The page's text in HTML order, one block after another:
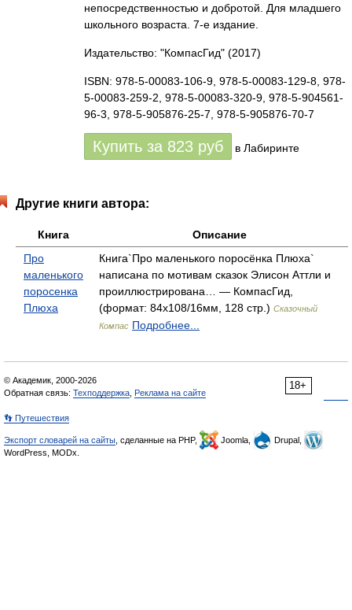
непосредственностью и добротой. Для младшего
школьного возраста. 7-е издание.
Издательство: "КомпасГид" (2017)
ISBN: 978-5-00083-106-9, 978-5-00083-129-8, 978-
5-00083-259-2, 978-5-00083-320-9, 978-5-904561-
96-3, 978-5-905876-25-7, 978-5-905876-70-7
Купить за 823 руб в Лабиринте
Другие книги автора:
Книга
Описание
Про
маленького
поросенка
Плюха
Книга`Про маленького поросёнка Плюха`
написана по мотивам сказок Элисон Аттли и
проиллюстрирована… — КомпасГид,
(формат: 84x108/16мм, 128 стр.) Сказочный
Компас Подробнее...
18+
© Академик, 2000-2026
Обратная связь: Техподдержка Реклама на сайте
👣 Путешествия
Экспорт словарей на сайты , сделанные на PHP, Joomla,
Drupal,
WordPress, MODx.